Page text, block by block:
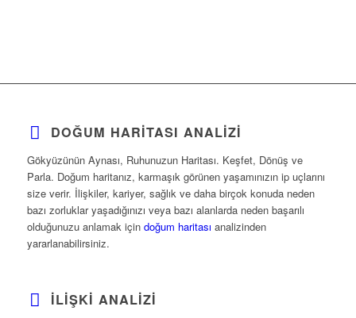
DOĞUM HARITASI ANALIZI
Gökyüzünün Aynası, Ruhunuzun Haritası. Keşfet, Dönüş ve
Parla. Doğum haritanız, karmaşık görünen yaşamınızın ip uçlarını
size verir. İlişkiler, kariyer, sağlık ve daha birçok konuda neden
bazı zorluklar yaşadığınızı veya bazı alanlarda neden başarılı
olduğunuzu anlamak için doğum haritası analizinden
yararlanabilirsiniz.
İLIŞKI ANALIZI